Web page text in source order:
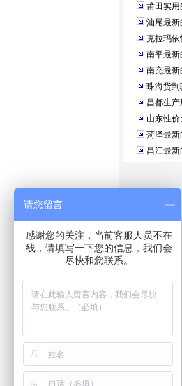
莆田实用
汕尾最新
克拉玛依
南平最新
南充最新
珠海货到
昌都生
山东性
菏泽最新
昌江最
请您留言
感谢您的关注，当前客服人员不在
线，请填写一下您的信息，我们会
尽快和您联系。